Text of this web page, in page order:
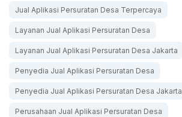
Jual Aplikasi Persuratan Desa Terpercaya
Layanan Jual Aplikasi Persuratan Desa
Layanan Jual Aplikasi Persuratan Desa Jakarta
Penyedia Jual Aplikasi Persuratan Desa
Penyedia Jual Aplikasi Persuratan Desa Jakarta
Perusahaan Jual Aplikasi Persuratan Desa